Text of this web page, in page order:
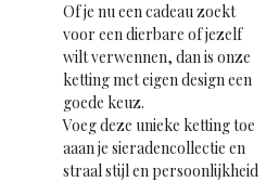
Of je nu een cadeau zoekt
voor een dierbare of jezelf
wilt verwennen, dan is onze
ketting met eigen design een
goede keuz.
Voeg deze unieke ketting toe
aaan je sieradencollectie en
straal stijl en persoonlijkheid